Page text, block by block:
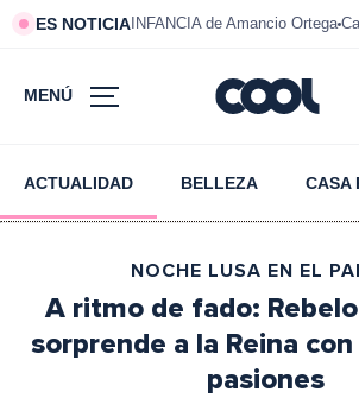
ES NOTICIA INFANCIA de Amancio Ortega
MENÚ
ACTUALIDAD BELLEZA CASA
NOCHE LUSA EN EL
A ritmo de fado:
sorprende a la Reina
pasiones